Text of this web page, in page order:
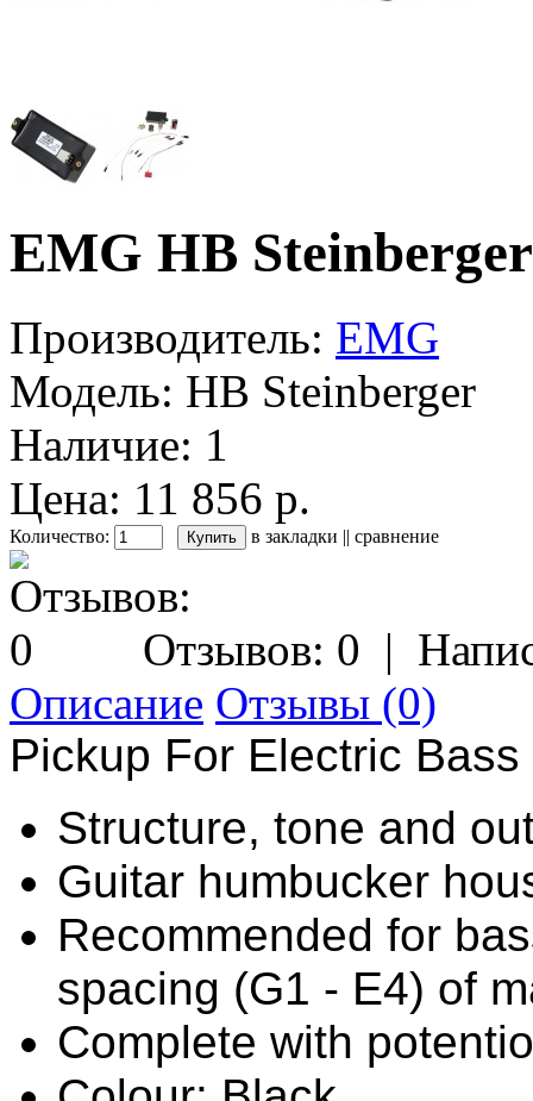
EMG HB Steinberger
Производитель: EMG
Модель: HB Steinberger
Наличие: 1
Цена: 11 856 р.
Количество: в закладки || сравнение
Отзывов: 0 |
Описание Отзывы (0)
Pickup For Electric Bass
Structure, tone and
Guitar humbucker
Recommended for
spacing (G1 - E4) of
Complete with